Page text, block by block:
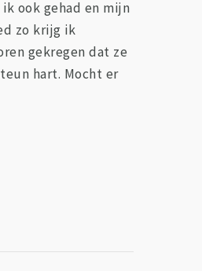
ook gehad en mijn
zo krijg ik
gekregen dat ze
hart. Mocht er